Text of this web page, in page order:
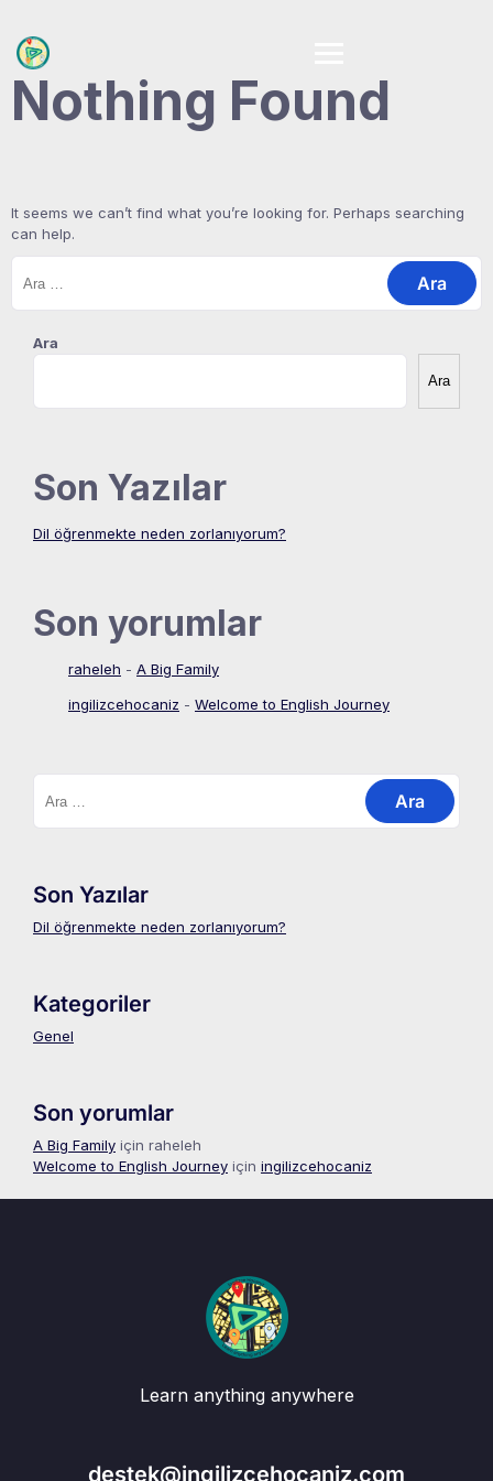
content
Nothing Found
It seems we can’t find what you’re looking for. Perhaps searching
can help.
Arama:
Ara
Ara
Son Yazılar
Dil öğrenmekte neden zorlanıyorum?
Son yorumlar
raheleh - A Big Family
ingilizcehocaniz - Welcome to English Journey
Arama:
Son Yazılar
Dil öğrenmekte neden zorlanıyorum?
Kategoriler
Genel
Son yorumlar
A Big Family için raheleh
Welcome to English Journey için ingilizcehocaniz
Learn anything anywhere
destek@ingilizcehocaniz.com